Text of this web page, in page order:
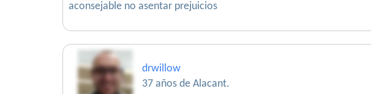
aconsejable no asentar prejuicios
drwillow
37 años de Alacant.